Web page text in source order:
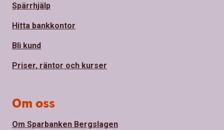
Spärrhjälp
Hitta bankkontor
Bli kund
Priser, räntor och kurser
Om oss
Om Sparbanken Bergslagen